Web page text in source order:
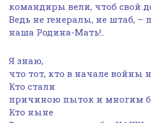
командиры вели, чтоб свой
Ведь не генералы, не штаб, –
наша Родина-Мать!..
Я знаю,
что тот, кто в начале войны
Кто стали
причиною пыток и многим
Кто ныне